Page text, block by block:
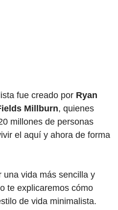
fue creado por Ryan
Millburn, quienes
millones de personas
el aquí y ahora de forma
una vida más sencilla y
te explicaremos cómo
de vida minimalista.